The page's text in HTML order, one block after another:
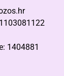
1404881